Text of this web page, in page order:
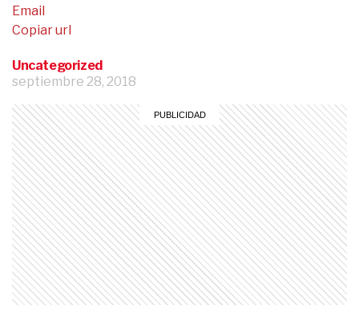
Uncategorized
septiembre 28, 2018
Email
Copiar url